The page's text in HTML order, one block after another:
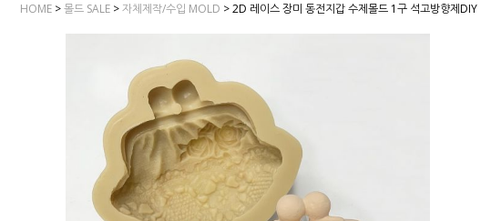
HOME >몰드 SALE >자체제작/수입 MOLD > 2D 레이스 장미 동전지갑 수제몰드 1구 석고방향제DIY